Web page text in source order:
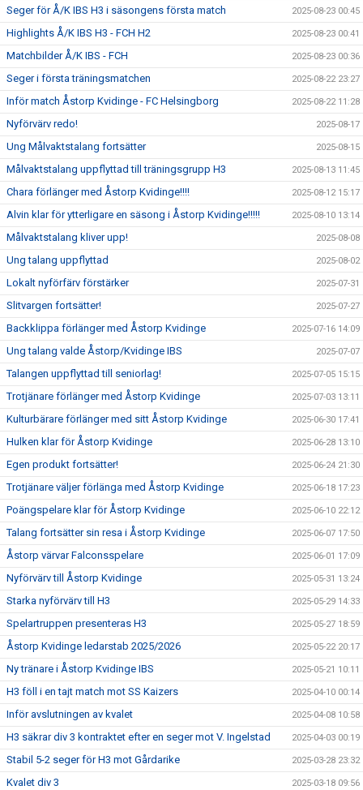
Seger för Å/K IBS H3 i säsongens första match 2025-08-23 00:45
Highlights Å/K IBS H3 - FCH H2 2025-08-23 00:41
Matchbilder Å/K IBS - FCH 2025-08-23 00:36
Seger i första träningsmatchen 2025-08-22 23:27
Inför match Åstorp Kvidinge - FC Helsingborg 2025-08-22 11:28
Nyförvärv redo! 2025-08-17
Ung Målvaktstalang fortsätter 2025-08-15
Målvaktstalang uppflyttad till träningsgrupp H3 2025-08-13 11:45
Chara förlänger med Åstorp Kvidinge!!!! 2025-08-12 15:17
Alvin klar för ytterligare en säsong i Åstorp Kvidinge!!!!! 2025-08-10 13:14
Målvaktstalang kliver upp! 2025-08-08
Ung talang uppflyttad 2025-08-02
Lokalt nyförfärv förstärker 2025-07-31
Slitvargen fortsätter! 2025-07-27
Backklippa förlänger med Åstorp Kvidinge 2025-07-16 14:09
Ung talang valde Åstorp/Kvidinge IBS 2025-07-07
Talangen uppflyttad till seniorlag! 2025-07-05 15:15
Trotjänare förlänger med Åstorp Kvidinge 2025-07-03 13:11
Kulturbärare förlänger med sitt Åstorp Kvidinge 2025-06-30 17:41
Hulken klar för Åstorp Kvidinge 2025-06-28 13:10
Egen produkt fortsätter! 2025-06-24 21:30
Trotjänare väljer förlänga med Åstorp Kvidinge 2025-06-18 17:23
Poängspelare klar för Åstorp Kvidinge 2025-06-10 22:12
Talang fortsätter sin resa i Åstorp Kvidinge 2025-06-07 17:50
Åstorp värvar Falconsspelare 2025-06-01 17:09
Nyförvärv till Åstorp Kvidinge 2025-05-31 13:24
Starka nyförvärv till H3 2025-05-29 14:33
Spelartruppen presenteras H3 2025-05-27 18:59
Åstorp Kvidinge ledarstab 2025/2026 2025-05-22 20:17
Ny tränare i Åstorp Kvidinge IBS 2025-05-21 10:11
H3 föll i en tajt match mot SS Kaizers 2025-04-10 00:14
Inför avslutningen av kvalet 2025-04-08 10:58
H3 säkrar div 3 kontraktet efter en seger mot V. Ingelstad 2025-04-03 00:19
Stabil 5-2 seger för H3 mot Gårdarike 2025-03-28 23:32
Kvalet div 3 2025-03-18 09:56